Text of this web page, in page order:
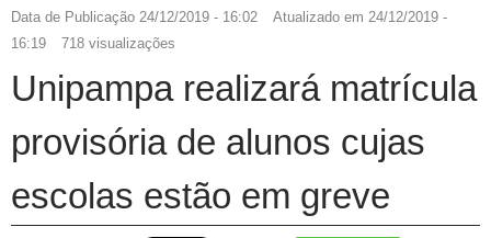
Data de Publicação 24/12/2019 - 16:02 Atualizado em 24/12/2019 -
16:19
718 visualizações
Unipampa realizará matrícula
provisória de alunos cujas
escolas estão em greve